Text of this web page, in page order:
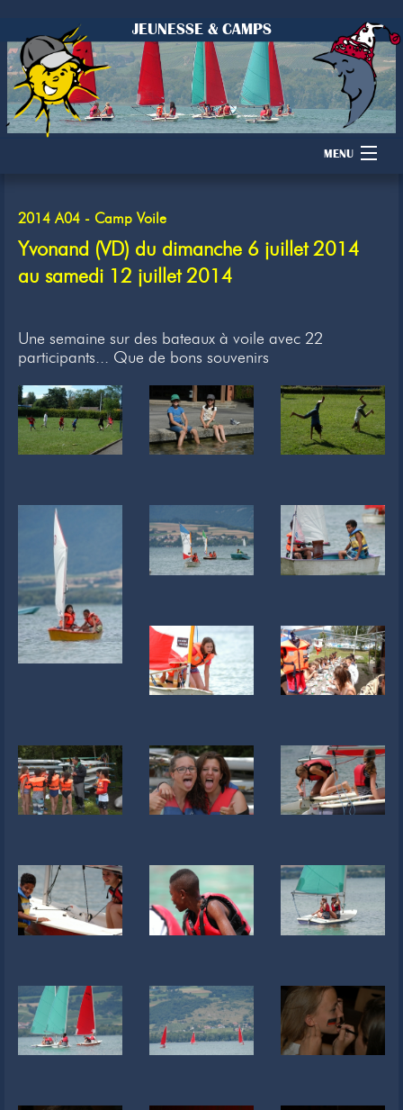
JEUNESSE & CAMPS
MENU
Dons
Newsletter
Contacts
2014 A04 - Camp Voile
Yvonand (VD) du dimanche 6 juillet 2014
au samedi 12 juillet 2014
Une semaine sur des bateaux à voile avec 22
participants... Que de bons souvenirs